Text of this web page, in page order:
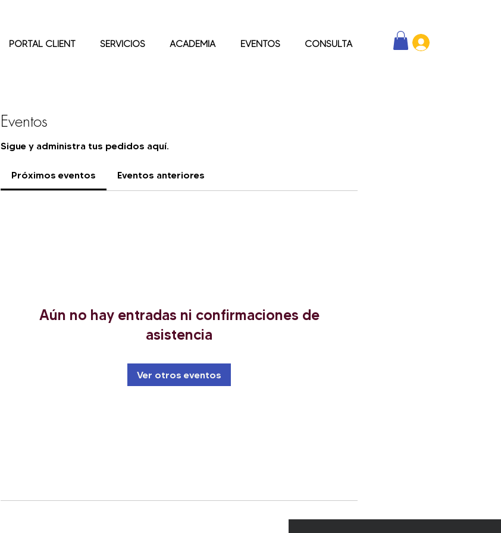
PORTAL CLIENT SERVICIOS ACADEMIA EVENTOS CONSULTA
Eventos
Sigue y administra tus pedidos aquí.
Próximos eventos Eventos anteriores
Aún no hay entradas ni confirmaciones de
asistencia
Ver otros eventos